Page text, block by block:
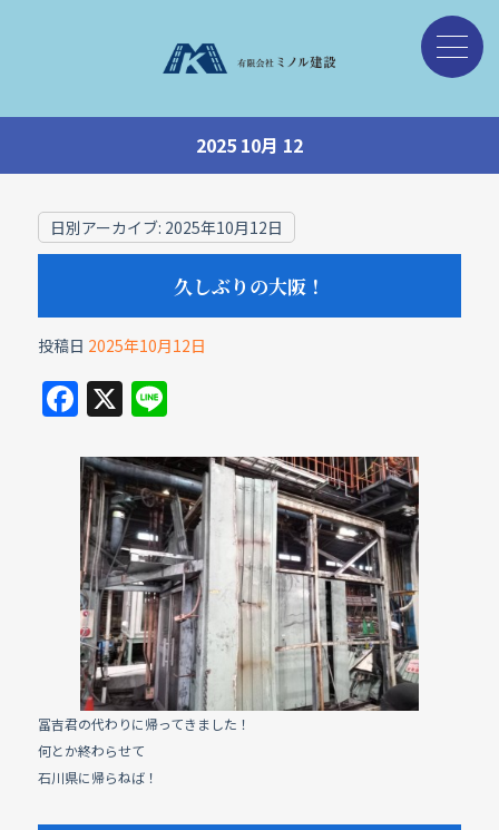
2025 10月 12
日別アーカイブ: 2025年10月12日
久しぶりの大阪！
投稿日 2025年10月12日
F
c
e
b
o
o
k
X Li
e
冨吉君の代わりに帰ってきました！
何とか終わらせて
石川県に帰らねば！